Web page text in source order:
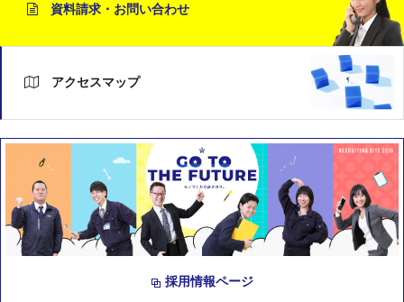
資料請求・お問い合わせ
アクセスマップ
採用情報ページ